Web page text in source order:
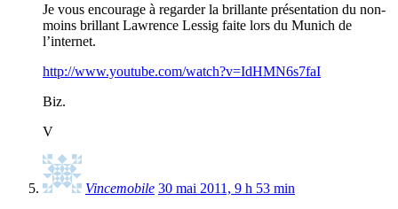
Je vous encourage à regarder la brillante présentation du non-
moins brillant Lawrence Lessig faite lors du Munich de
l’internet.
http://www.youtube.com/watch?v=IdHMN6s7faI
Biz.
V
Vincemobile 30 mai 2011, 9 h 53 min